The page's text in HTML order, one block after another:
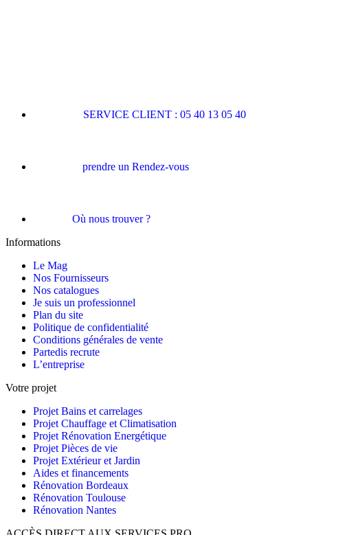
SERVICE CLIENT : 05 40 13 05 40
prendre un Rendez-vous
Où nous trouver ?
Informations
Le Mag
Nos Fournisseurs
Nos catalogues
Je suis un professionnel
Plan du site
Politique de confidentialité
Conditions générales de vente
Partedis recrute
L’entreprise
Votre projet
Projet Bains et carrelages
Projet Chauffage et Climatisation
Projet Rénovation Energétique
Projet Pièces de vie
Projet Extérieur et Jardin
Aides et financements
Rénovation Bordeaux
Rénovation Toulouse
Rénovation Nantes